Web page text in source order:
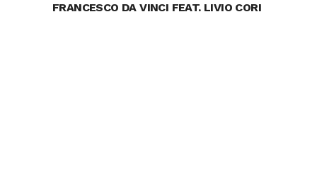
FRANCESCO DA VINCI FEAT. LIVIO CORI